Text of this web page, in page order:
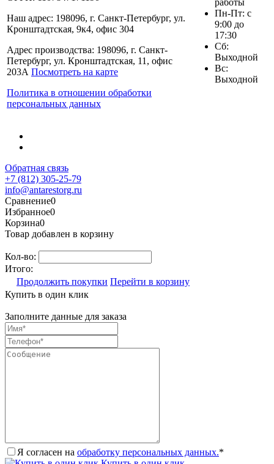
Наш адрес: 198096, г. Санкт-Петербург, ул.
Кронштадтская, 9к4, офис 304
Адрес производства: 198096, г. Санкт-
Петербург, ул. Кронштадтская, 11, офис
203А Посмотреть на карте
Политика в отношении обработки
персональных данных
Пн-Пт: с
9:00 до
17:30
Сб:
Выходной
Вс:
Выходной
Обратная связь
+7 (812) 305-25-79
info@antarestorg.ru
Сравнение0
Избранное0
Корзина0
Товар добавлен в корзину
Кол-во:
Итого:
Продолжить покупки Перейти в корзину
Купить в один клик
Заполните данные для заказа
Я согласен на обработку персональных данных.*